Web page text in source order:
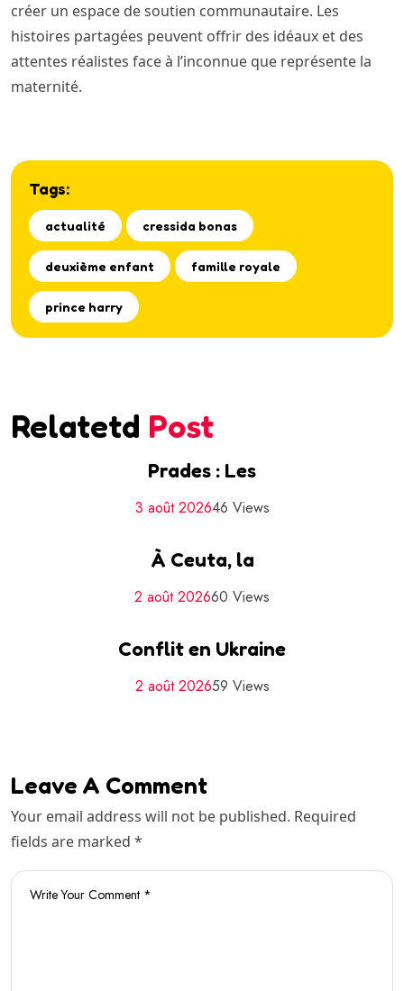
créer un espace de soutien communautaire. Les
histoires partagées peuvent offrir des idéaux et des
attentes réalistes face à l’inconnue que représente la
maternité.
Tags:
actualité cressida bonas
deuxième enfant famille royale
prince harry
Relatetd Post
Prades : Les
3 août 202646 Views
À Ceuta, la
2 août 202660 Views
Conflit en Ukraine
2 août 202659 Views
Leave A Comment
Your email address will not be published. Required
fields are marked *